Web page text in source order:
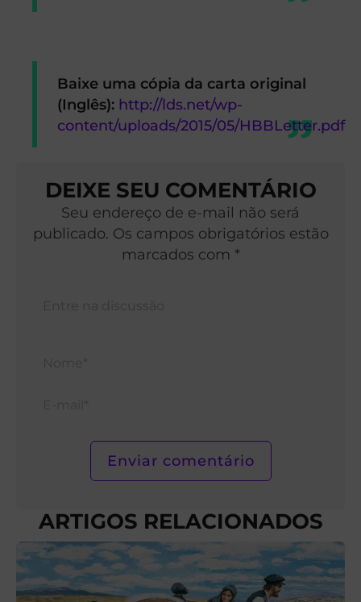
Baixe uma cópia da carta original
(Inglês): http://lds.net/wp-
content/uploads/2015/05/HBBLetter.pdf
DEIXE SEU COMENTÁRIO
Seu endereço de e-mail não será
publicado. Os campos obrigatórios estão
marcados com *
ARTIGOS RELACIONADOS